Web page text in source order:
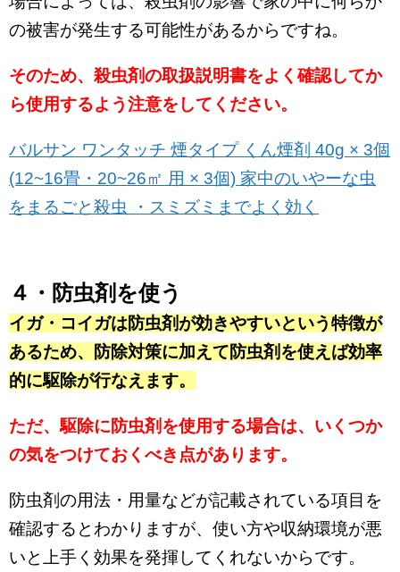
の被害が発生する可能性があるからですね。
そのため、殺虫剤の取扱説明書をよく確認してか
ら使用するよう注意をしてください。
バルサン ワンタッチ 煙タイプ くん煙剤 40g × 3個
(12~16畳・20~26㎡ 用 × 3個) 家中のいやーな虫
をまるごと殺虫 ・スミズミまでよく効く
４・防虫剤を使う
イガ・コイガは防虫剤が効きやすいという特徴が
あるため、防除対策に加えて防虫剤を使えば効率
的に駆除が行なえます。
ただ、駆除に防虫剤を使用する場合は、いくつか
の気をつけておくべき点があります。
防虫剤の用法・用量などが記載されている項目を
確認するとわかりますが、使い方や収納環境が悪
いと上手く効果を発揮してくれないからです。